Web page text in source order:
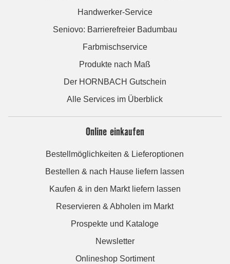
Handwerker-Service
Seniovo: Barrierefreier Badumbau
Farbmischservice
Produkte nach Maß
Der HORNBACH Gutschein
Alle Services im Überblick
Online einkaufen
Bestellmöglichkeiten & Lieferoptionen
Bestellen & nach Hause liefern lassen
Kaufen & in den Markt liefern lassen
Reservieren & Abholen im Markt
Prospekte und Kataloge
Newsletter
Onlineshop Sortiment